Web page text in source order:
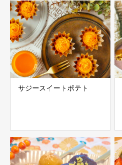
サジースイートポテト